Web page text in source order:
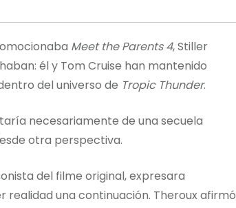
Meet the Parents 4, Stiller
él y Tom Cruise han mantenido
del universo de Tropic Thunder.
necesariamente de una secuela
otra perspectiva.
del filme original, expresara
una continuación. Theroux afirmó